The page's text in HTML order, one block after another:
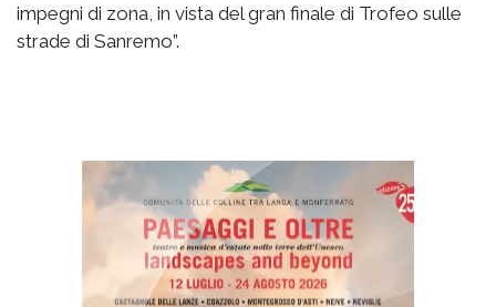
impegni di zona, in vista del gran finale di Trofeo sulle
strade di Sanremo”.